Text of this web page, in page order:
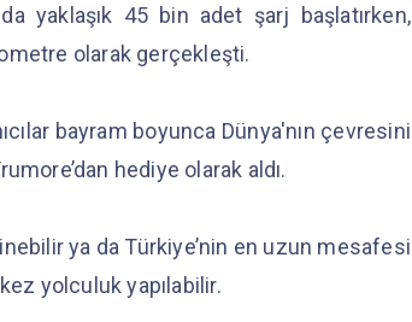
yaklaşık 45 bin adet şarj başlatırken,
olarak gerçekleşti.
bayram boyunca Dünya'nın çevresini
hediye olarak aldı.
ya da Türkiye’nin en uzun mesafesi
yolculuk yapılabilir.